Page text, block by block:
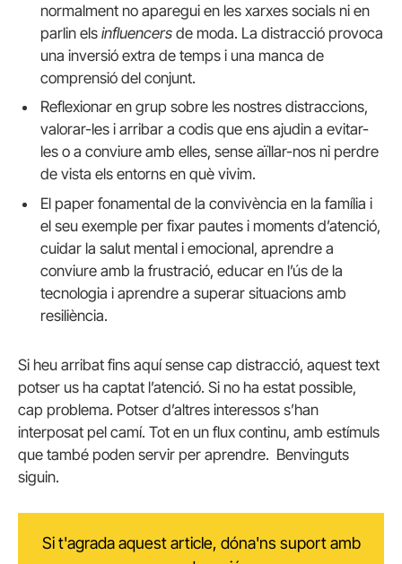
normalment no aparegui en les xarxes socials ni en
parlin els influencers de moda. La distracció provoca
una inversió extra de temps i una manca de
comprensió del conjunt.
Reflexionar en grup sobre les nostres distraccions,
valorar-les i arribar a codis que ens ajudin a evitar-
les o a conviure amb elles, sense aïllar-nos ni perdre
de vista els entorns en què vivim.
El paper fonamental de la convivència en la família i
el seu exemple per fixar pautes i moments d’atenció,
cuidar la salut mental i emocional, aprendre a
conviure amb la frustració, educar en l’ús de la
tecnologia i aprendre a superar situacions amb
resiliència.
Si heu arribat fins aquí sense cap distracció, aquest text
potser us ha captat l’atenció. Si no ha estat possible,
cap problema. Potser d’altres interessos s’han
interposat pel camí. Tot en un flux continu, amb estímuls
que també poden servir per aprendre. Benvinguts
siguin.
Si t'agrada aquest article, dóna'ns suport amb